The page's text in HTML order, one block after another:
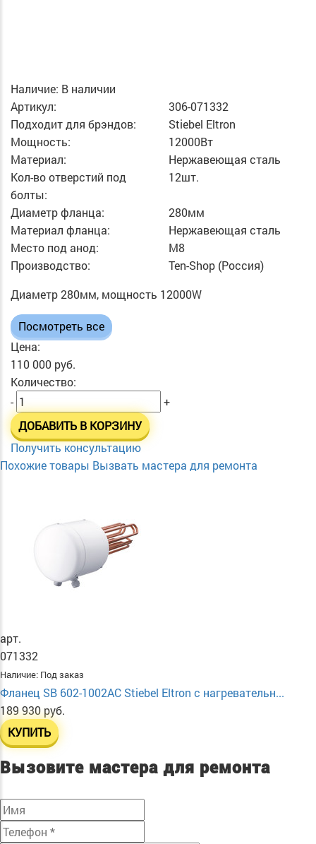
Наличие: В наличии
Артикул:
306-071332
Подходит для брэндов:
Stiebel Eltron
Мощность:
12000Вт
Материал:
Нержавеющая сталь
Кол-во отверстий под
болты:
12шт.
Диаметр фланца:
280мм
Материал фланца:
Нержавеющая сталь
Место под анод:
M8
Производство:
Ten-Shop (Россия)
Диаметр 280мм, мощность 12000W
Посмотреть все
Цена:
110 000 руб.
Количество:
-
+
ДОБАВИТЬ В КОРЗИНУ
Получить консультацию
Похожие товары Вызвать мастера для ремонта
арт.
071332
Наличие: Под заказ
Фланец SB 602-1002AC Stiebel Eltron с нагревательн...
189 930 руб.
КУПИТЬ
Вызовите мастера для ремонта